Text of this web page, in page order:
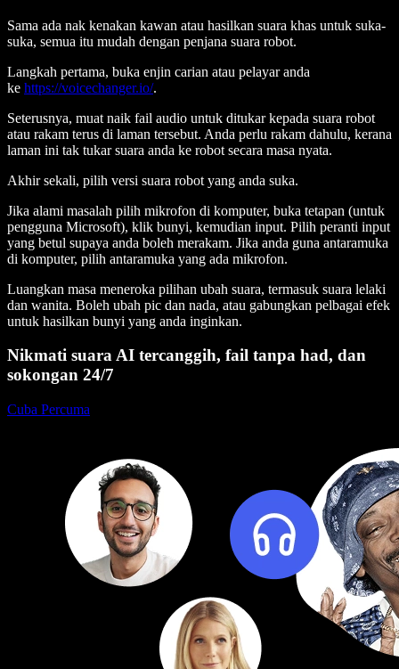
Sama ada nak kenakan kawan atau hasilkan suara khas untuk suka-
suka, semua itu mudah dengan penjana suara robot.
Langkah pertama, buka enjin carian atau pelayar anda
ke https://voicechanger.io/.
Seterusnya, muat naik fail audio untuk ditukar kepada suara robot
atau rakam terus di laman tersebut. Anda perlu rakam dahulu, kerana
laman ini tak tukar suara anda ke robot secara masa nyata.
Akhir sekali, pilih versi suara robot yang anda suka.
Jika alami masalah pilih mikrofon di komputer, buka tetapan (untuk
pengguna Microsoft), klik bunyi, kemudian input. Pilih peranti input
yang betul supaya anda boleh merakam. Jika anda guna antaramuka
di komputer, pilih antaramuka yang ada mikrofon.
Luangkan masa meneroka pilihan ubah suara, termasuk suara lelaki
dan wanita. Boleh ubah pic dan nada, atau gabungkan pelbagai efek
untuk hasilkan bunyi yang anda inginkan.
Nikmati suara AI tercanggih, fail tanpa had, dan
sokongan 24/7
Cuba Percuma